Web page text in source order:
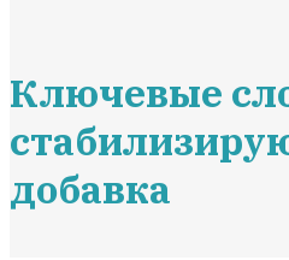
Ключевые
добавка